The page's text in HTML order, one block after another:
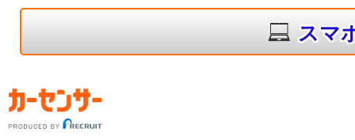
スマ